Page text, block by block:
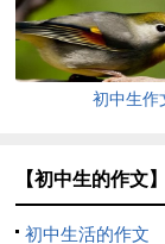
初中生作
【初中生的作文
初中生活的作文